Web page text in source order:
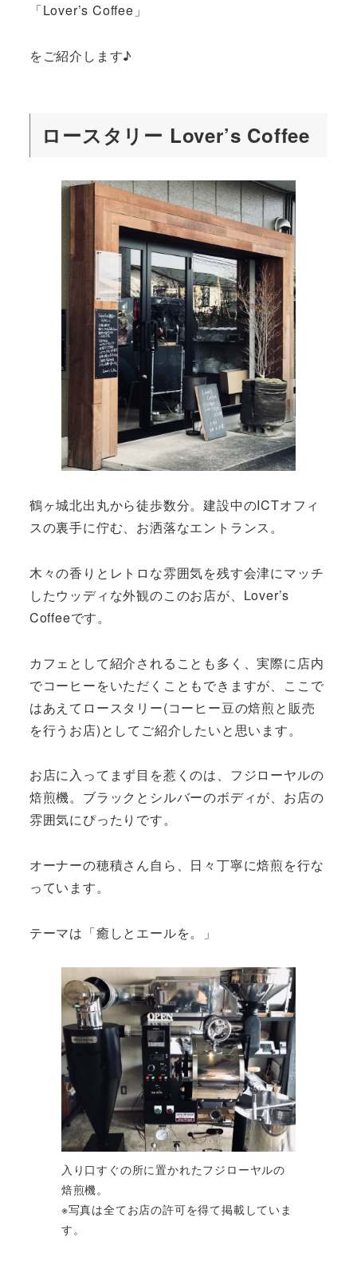
「Lover’s Coffee」
をご紹介します♪
ロースタリー Lover’s Coffee
鶴ヶ城北出丸から徒歩数分。建設中のICTオフィ
スの裏手に佇む、お洒落なエントランス。
木々の香りとレトロな雰囲気を残す会津にマッチ
したウッディな外観のこのお店が、Lover’s
Coffeeです。
カフェとして紹介されることも多く、実際に店内
でコーヒーをいただくこともできますが、ここで
はあえてロースタリー(コーヒー豆の焙煎と販売
を行うお店)としてご紹介したいと思います。
お店に入ってまず目を惹くのは、フジローヤルの
焙煎機。ブラックとシルバーのボディが、お店の
雰囲気にぴったりです。
オーナーの穂積さん自ら、日々丁寧に焙煎を行な
っています。
テーマは「癒しとエールを。」
入り口すぐの所に置かれたフジローヤルの
焙煎機。
※写真は全てお店の許可を得て掲載していま
す。